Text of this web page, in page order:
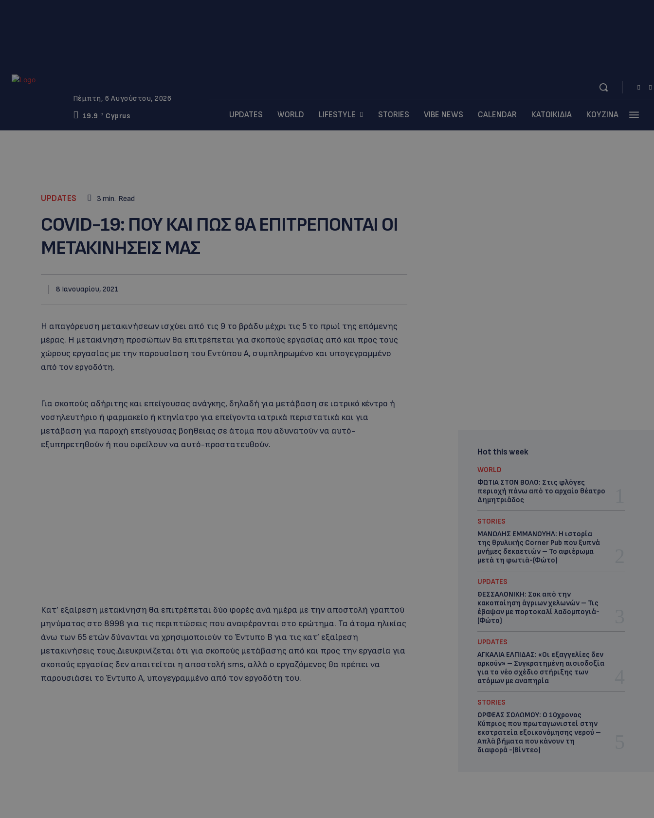
Πέμπτη, 6 Αυγούστου, 2026
19.9
C Cyprus UPDATES WORLD LIFESTYLE STORIES VIBE NEWS CALENDAR ΚΑΤΟΙΚΙΔΙΑ ΚΟΥΖΙΝΑ
UPDATES 3 min. Read
COVID-19: ΠΟΥ ΚΑΙ ΠΩΣ θΑ ΕΠΙΤΡΕΠΟΝΤΑΙ ΟΙ
ΜΕΤΑΚΙΝΗΣΕΙΣ ΜΑΣ
8 Ιανουαρίου, 2021
Η απαγόρευση μετακινήσεων ισχύει από τις 9 το βράδυ μέχρι τις 5 το πρωί της επόμενης
μέρας. Η μετακίνηση προσώπων θα επιτρέπεται για σκοπούς εργασίας από και προς τους
χώρους εργασίας με την παρουσίαση του Εντύπου Α, συμπληρωμένο και υπογεγραμμένο
από τον εργοδότη.
Για σκοπούς αδήριτης και επείγουσας ανάγκης, δηλαδή για μετάβαση σε ιατρικό κέντρο ή
νοσηλευτήριο ή φαρμακείο ή κτηνίατρο για επείγοντα ιατρικά περιστατικά και για
μετάβαση για παροχή επείγουσας βοήθειας σε άτομα που αδυνατούν να αυτό-
εξυπηρετηθούν ή που οφείλουν να αυτό-προστατευθούν.
Κατ’ εξαίρεση μετακίνηση θα επιτρέπεται δύο φορές ανά ημέρα με την αποστολή γραπτού
μηνύματος στο 8998 για τις περιπτώσεις που αναφέρονται στο ερώτημα. Τα άτομα ηλικίας
άνω των 65 ετών δύνανται να χρησιμοποιούν το Έντυπο Β για τις κατ’ εξαίρεση
μετακινήσεις τους.Διευκρινίζεται ότι για σκοπούς μετάβασης από και προς την εργασία για
σκοπούς εργασίας δεν απαιτείται η αποστολή sms, αλλά ο εργαζόμενος θα πρέπει να
παρουσιάσει το Έντυπο Α, υπογεγραμμένο από τον εργοδότη του.
Hot this week
WORLD
ΦΩΤΙΑ ΣΤΟΝ ΒΟΛΟ: Στις φλόγες
περιοχή πάνω από το αρχαίο θέατρο
Δημητριάδος
STORIES
ΜΑΝΩΛΗΣ ΕΜΜΑΝΟΥΗΛ: Η ιστορία
της θρυλικής Corner Pub που ξυπνά
μνήμες δεκαετιών – Το αφιέρωμα
μετά τη φωτιά-(Φώτο)
UPDATES
ΘΕΣΣΑΛΟΝΙΚΗ: Σοκ από την
κακοποίηση άγριων χελωνών – Τις
έβαψαν με πορτοκαλί λαδομπογιά-
(Φώτο)
UPDATES
ΑΓΚΑΛΙΑ ΕΛΠΙΔΑΣ: «Οι εξαγγελίες δεν
αρκούν» – Συγκρατημένη αισιοδοξία
για το νέο σχέδιο στήριξης των
ατόμων με αναπηρία
STORIES
ΟΡΦΕΑΣ ΣΟΛΩΜΟΥ: Ο 10χρονος
Κύπριος που πρωταγωνιστεί στην
εκστρατεία εξοικονόμησης νερού –
Απλά βήματα που κάνουν τη
διαφορά -(Βίντεο)